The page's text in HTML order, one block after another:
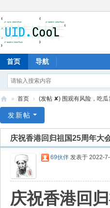
首页 导航
爱
» 首页 › (发帖 ✘) 围观有风险，吃瓜
发新帖
庆祝香港回归祖国25周年大
69伙伴 发表于 2022-
庆祝香港回